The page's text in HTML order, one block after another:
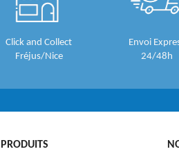
Click and Collect
Fréjus/Nice
Envoi
24/48h
PRODUITS